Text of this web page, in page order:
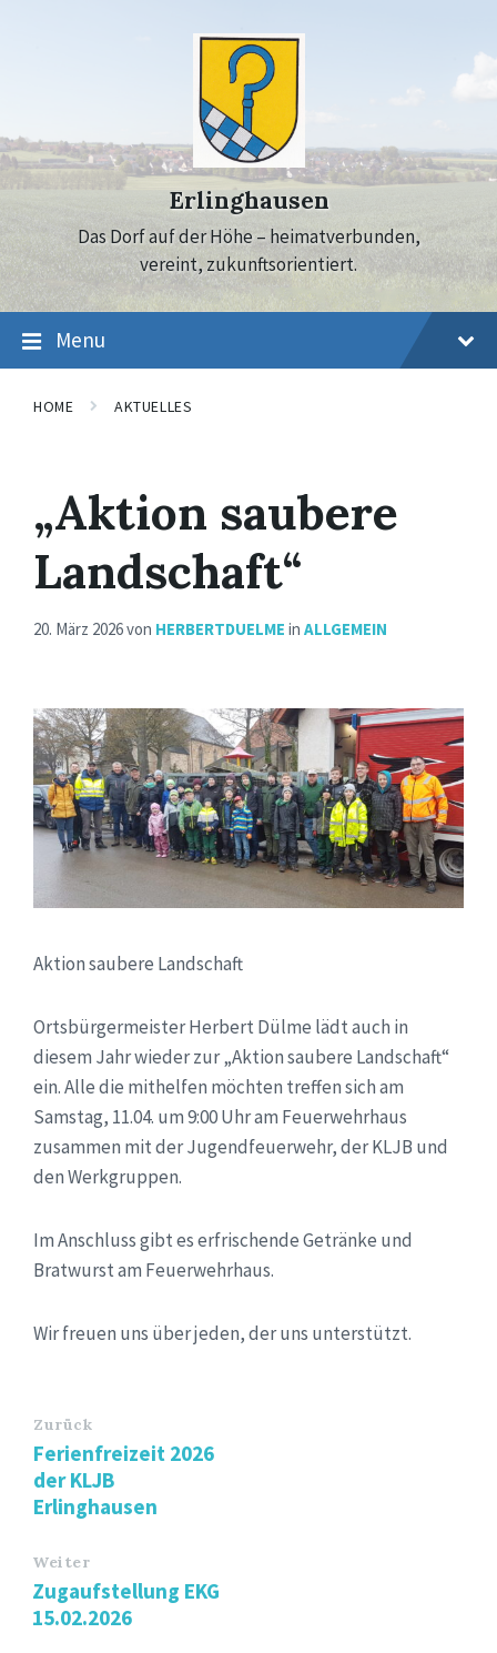
Erlinghausen
Das Dorf auf der Höhe – heimatverbunden,
vereint, zukunftsorientiert.
Menu
HOME AKTUELLES
„Aktion saubere
Landschaft“
20. März 2026von HERBERTDUELME in ALLGEMEIN
Aktion saubere Landschaft
Ortsbürgermeister Herbert Dülme lädt auch in
diesem Jahr wieder zur „Aktion saubere Landschaft“
ein. Alle die mithelfen möchten treffen sich am
Samstag, 11.04. um 9:00 Uhr am Feuerwehrhaus
zusammen mit der Jugendfeuerwehr, der KLJB und
den Werkgruppen.
Im Anschluss gibt es erfrischende Getränke und
Bratwurst am Feuerwehrhaus.
Wir freuen uns über jeden, der uns unterstützt.
Zurück
Ferienfreizeit 2026
der KLJB
Erlinghausen
Weiter
Zugaufstellung EKG
15.02.2026